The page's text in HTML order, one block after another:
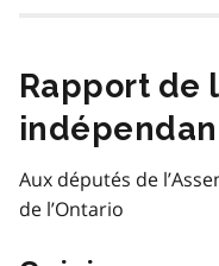
Rapport de
Aux députés de
de l’Ontario